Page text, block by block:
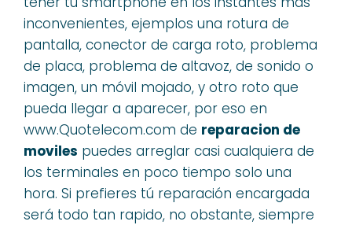
inconvenientes, ejemplos una rotura de
pantalla, conector de carga roto, problema
de placa, problema de altavoz, de sonido o
imagen, un móvil mojado, y otro roto que
pueda llegar a aparecer, por eso en
www.Quotelecom.com de reparacion de
moviles puedes arreglar casi cualquiera de
los terminales en poco tiempo solo una
hora. Si prefieres tú reparación encargada
será todo tan rapido, no obstante, siempre